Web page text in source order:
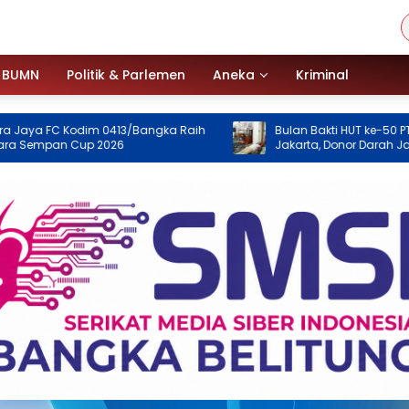
BUMN Politik & Parlemen Aneka Kriminal
0413/Bangka Raih
2026
Bulan Bakti HUT ke-50 PT TIMAH Digelar di
Jakarta, Donor Darah Jadi Aksi
Kemanusiaan untuk Membantu Sesama